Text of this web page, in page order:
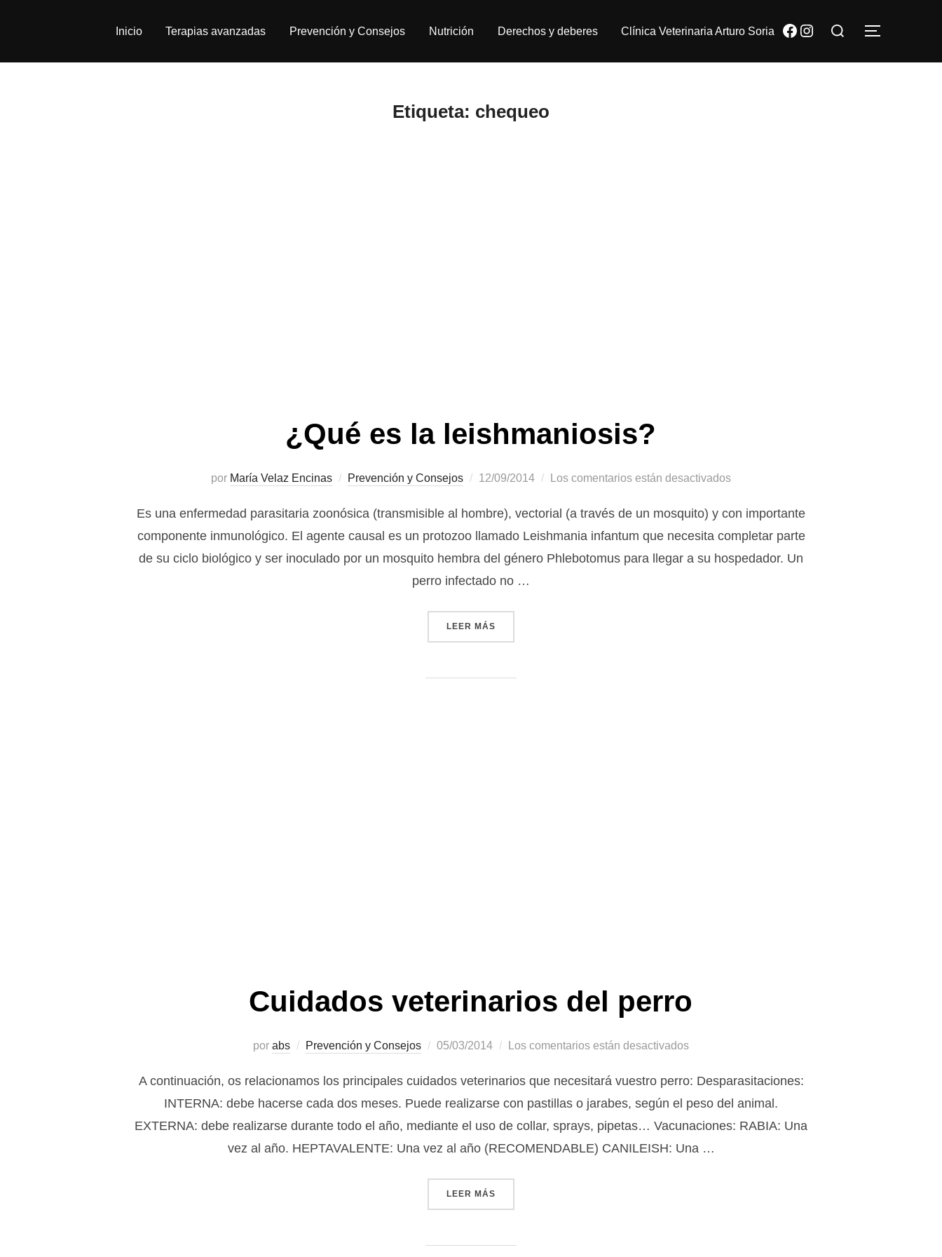
Inicio Terapias avanzadas Prevención y Consejos Nutrición Derechos y deberes Clínica Veterinaria Arturo Soria Facebook
Instagram
Buscar:
Etiqueta: chequeo
¿Qué es la leishmaniosis?
por María Velaz Encinas Prevención y Consejos
Publicado
12/09/2014 Los comentarios están desactivados
Es una enfermedad parasitaria zoonósica (transmisible al hombre), vectorial (a través de un mosquito) y con importante
componente inmunológico. El agente causal es un protozoo llamado Leishmania infantum que necesita completar parte
de su ciclo biológico y ser inoculado por un mosquito hembra del género Phlebotomus para llegar a su hospedador. Un
perro infectado no …
LEER MÁS
Cuidados veterinarios del perro
por abs Prevención y Consejos
Publicado
05/03/2014 Los comentarios están desactivados
A continuación, os relacionamos los principales cuidados veterinarios que necesitará vuestro perro: Desparasitaciones:
INTERNA: debe hacerse cada dos meses. Puede realizarse con pastillas o jarabes, según el peso del animal.
EXTERNA: debe realizarse durante todo el año, mediante el uso de collar, sprays, pipetas… Vacunaciones: RABIA: Una
vez al año. HEPTAVALENTE: Una vez al año (RECOMENDABLE) CANILEISH: Una …
LEER MÁS